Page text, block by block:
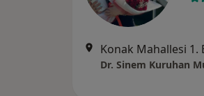
Dr. Sinem Kuruhan